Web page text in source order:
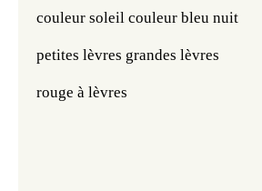
couleur soleil couleur bleu nuit
petites lèvres grandes lèvres
rouge à lèvres